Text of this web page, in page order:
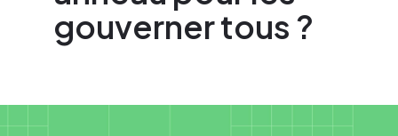
gouverner tous ?